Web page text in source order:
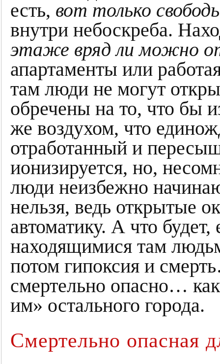
есть, вот только
внутри небоскреба.
этаже вряд ли можно
апартаменты или
там люди не могут
обречены на то, что бы
же воздухом, что
отработанный и
ионизируется, но,
люди неизбежно
нельзя, ведь открытые
автоматику. А что
находящимися там
потом гипоксия и
смертельно опасно…
им» остального города.
Смертельно опасная